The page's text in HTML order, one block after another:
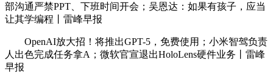
部沟通严禁PPT、下班时间开会；吴恩达：如果有孩子，应当
让其学编程丨雷峰早报
OpenAI放大招！将推出GPT-5，免费使用；小米智驾负责
人出色完成任务拿A；微软官宣退出HoloLens硬件业务丨雷峰
早报